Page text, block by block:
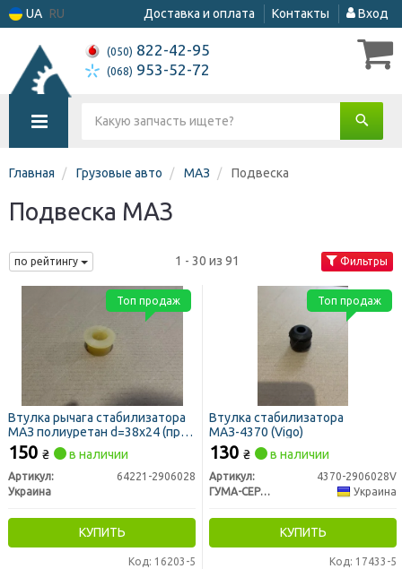
UA RU Доставка и оплата Контакты Вход
(050) 822-42-95
(068) 953-52-72
Главная Грузовые авто МАЗ Подвеска
Подвеска МАЗ
по рейтингу 1 - 30 из 91 Фильтры
Втулка рычага стабилизатора
МАЗ полиуретан d=38х24 (пр-
во Украина)
150 ₴ в наличии
Артикул:
64221-2906028
Украина
КУПИТЬ
Код: 16203-5
Топ продаж
Втулка стабилизатора
МАЗ-4370 (Vigo)
130 ₴ в наличии
Артикул:
4370-2906028V
ГУМА-СЕРВІС УКРАЇНА
Украина
КУПИТЬ
Код: 17433-5
Топ продаж